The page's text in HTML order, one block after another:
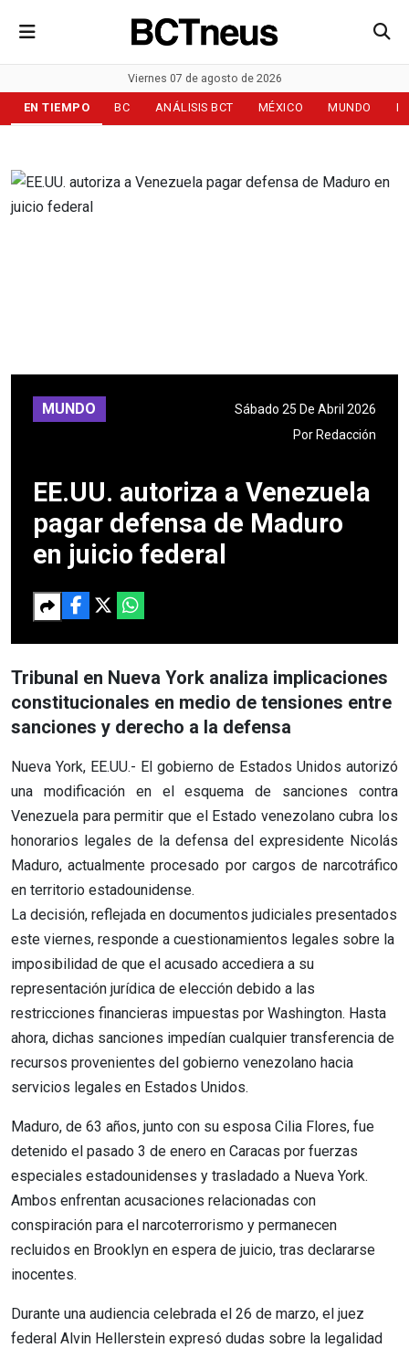
Viernes 07 de agosto de 2026
EN TIEMPO BC ANÁLISIS BCT MÉXICO MUNDO
MUNDO
Sábado 25 De Abril 2026
Por Redacción
EE.UU. autoriza a Venezuela
pagar defensa de Maduro
en juicio federal
Tribunal en Nueva York analiza implicaciones
constitucionales en medio de tensiones entre
sanciones y derecho a la defensa
Nueva York, EE.UU.- El gobierno de Estados Unidos autorizó
una modificación en el esquema de sanciones contra
Venezuela para permitir que el Estado venezolano cubra los
honorarios legales de la defensa del expresidente Nicolás
Maduro, actualmente procesado por cargos de narcotráfico
en territorio estadounidense.
La decisión, reflejada en documentos judiciales presentados
este viernes, responde a cuestionamientos legales sobre la
imposibilidad de que el acusado accediera a su
representación jurídica de elección debido a las
restricciones financieras impuestas por Washington. Hasta
ahora, dichas sanciones impedían cualquier transferencia de
recursos provenientes del gobierno venezolano hacia
servicios legales en Estados Unidos.
Maduro, de 63 años, junto con su esposa Cilia Flores, fue
detenido el pasado 3 de enero en Caracas por fuerzas
especiales estadounidenses y trasladado a Nueva York.
Ambos enfrentan acusaciones relacionadas con
conspiración para el narcoterrorismo y permanecen
recluidos en Brooklyn en espera de juicio, tras declararse
inocentes.
Durante una audiencia celebrada el 26 de marzo, el juez
federal Alvin Hellerstein expresó dudas sobre la legalidad